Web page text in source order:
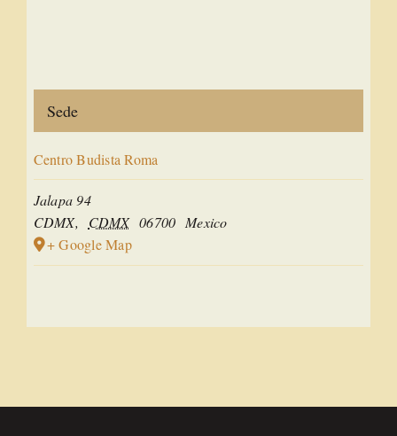
Sede
Centro Budista Roma
Jalapa 94
CDMX, CDMX 06700 Mexico
+ Google Map